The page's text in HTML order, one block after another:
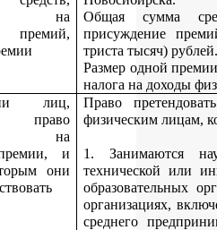
на
премий,
Общая сумма
присуждение
триста тысяч)
Размер одной
налога на доходы
лиц,
на
и
они
Право
физическим лицам,
1. Занимаются
технической или
образовательных
организациях,
среднего